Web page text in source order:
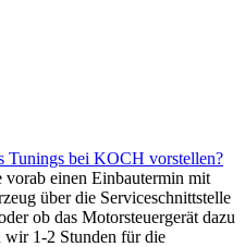
Tunings bei KOCH vorstellen?
vorab einen Einbautermin mit
über die Serviceschnittstelle
ob das Motorsteuergerät dazu
wir 1-2 Stunden für die